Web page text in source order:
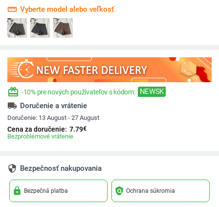
straighten Vyberte model alebo veľkosť
redeem -10% pre nových používateľov s kódom: NEWSK
local_shipping Doručenie a vrátenie
Doručenie: 13 August - 27 August
Cena za doručenie: 7.79€
Bezproblémové vrátenie
security Bezpečnosť nakupovania
lock Bezpečná platba policy Ochrana súkromia